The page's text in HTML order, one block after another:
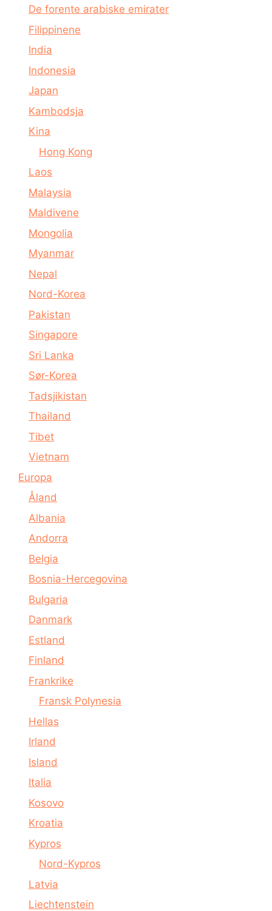
De forente arabiske emirater
Filippinene
India
Indonesia
Japan
Kambodsja
Kina
Hong Kong
Laos
Malaysia
Maldivene
Mongolia
Myanmar
Nepal
Nord-Korea
Pakistan
Singapore
Sri Lanka
Sør-Korea
Tadsjikistan
Thailand
Tibet
Vietnam
Europa
Åland
Albania
Andorra
Belgia
Bosnia-Hercegovina
Bulgaria
Danmark
Estland
Finland
Frankrike
Fransk Polynesia
Hellas
Irland
Island
Italia
Kosovo
Kroatia
Kypros
Nord-Kypros
Latvia
Liechtenstein